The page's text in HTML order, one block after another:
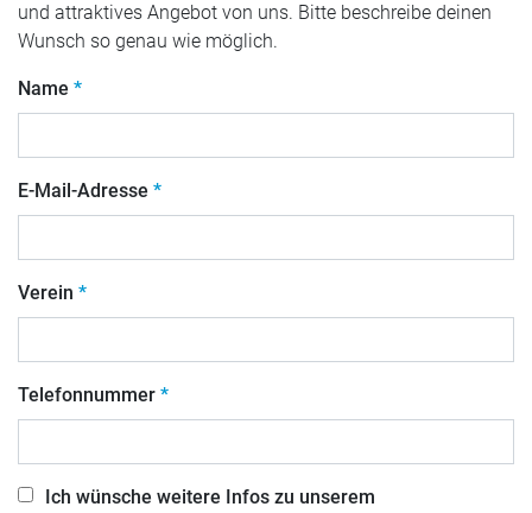
und attraktives Angebot von uns. Bitte beschreibe deinen
Wunsch so genau wie möglich.
Name
E-Mail-Adresse
Verein
Telefonnummer
Ich wünsche weitere Infos zu unserem